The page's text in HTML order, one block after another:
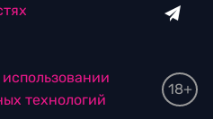
технологий
18+